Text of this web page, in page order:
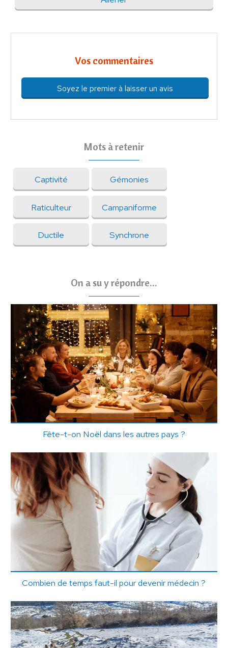
Vos commentaires
Soyez le premier à laisser un avis
Mots à retenir
Captivité Gémonies
Raticulteur Campaniforme
Ductile Synchrone
On a su y répondre...
Fête-t-on Noël dans les autres pays ?
Combien de temps faut-il pour devenir médecin ?